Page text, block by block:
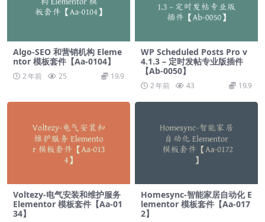
Algo-SEO 和营销机构 Eleme
ntor 模板套件【Aa-0104】
2 年前 25 19.9
WP Scheduled Posts Pro v
4.1.3 – 定时发帖专业版插件
【Ab-0050】
2 年前 43 19.9
Voltezy-电气安装和维护服务
Elementor 模板套件【Aa-01
34】
Homesync-智能家居自动化 E
lementor 模板套件【Aa-017
2】